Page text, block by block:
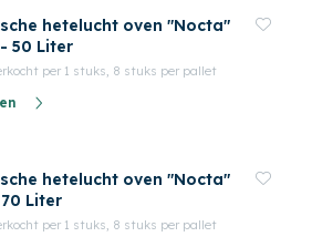
hetelucht oven "Nocta"
50 Liter
per 1 stuks, 8 stuks per pallet
hetelucht oven "Nocta"
Liter
per 1 stuks, 8 stuks per pallet